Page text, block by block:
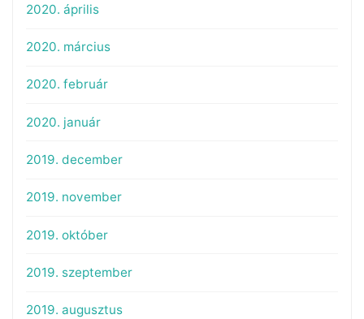
2020. április
2020. március
2020. február
2020. január
2019. december
2019. november
2019. október
2019. szeptember
2019. augusztus